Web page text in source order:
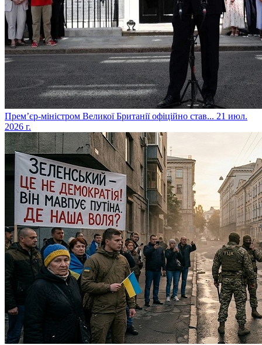
​Прем’єр-міністром Великої Британії офіційно став... 21 июл.
2026 г.